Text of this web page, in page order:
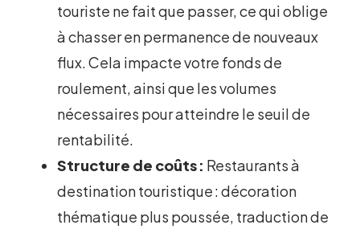
touriste ne fait que passer, ce qui oblige
à chasser en permanence de nouveaux
flux. Cela impacte votre fonds de
roulement, ainsi que les volumes
nécessaires pour atteindre le seuil de
rentabilité.
Structure de coûts : Restaurants à
destination touristique : décoration
thématique plus poussée, traduction de